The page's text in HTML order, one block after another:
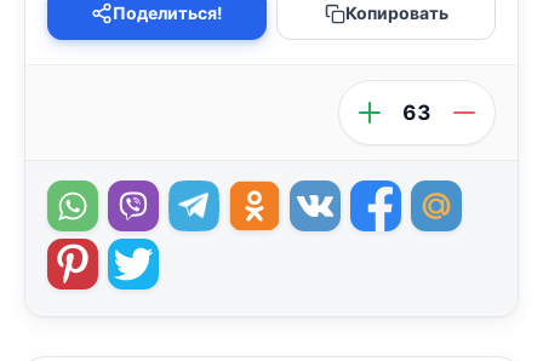
Поделиться! Копировать
63